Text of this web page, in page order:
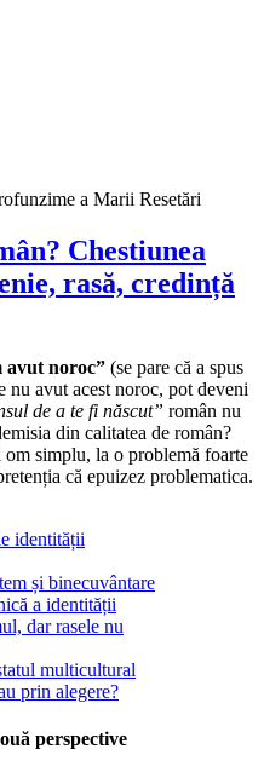
a Marii Resetări
Chestiunea
rasă, credință
avut noroc” (se pare că a spus
avut acest noroc, pot deveni
de a te fi născut” român nu
din calitatea de român?
simplu, la o problemă foarte
că epuizez problematica.
identității
și binecuvântare
a identității
dar rasele nu
multicultural
prin alegere?
perspective